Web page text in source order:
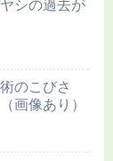
シの過去が
のこびさ
画像あり）